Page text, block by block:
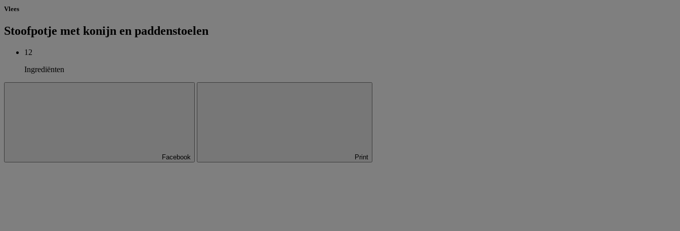
Vlees
Stoofpotje met konijn en paddenstoelen
12
Ingrediënten
Facebook Print